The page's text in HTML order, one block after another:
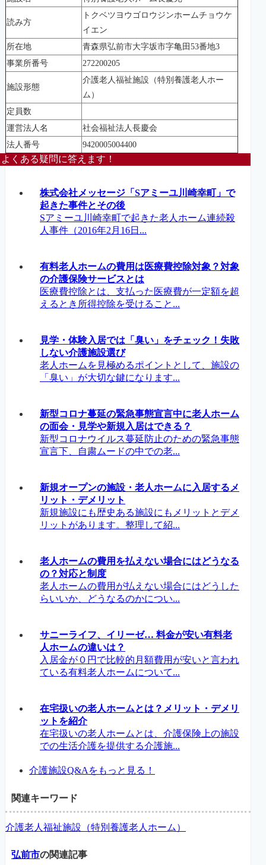
読み方
トクベツヨウゴロウジンホームチョウケ
イエン
所在地
青森県弘前市大字坂市字亀田53番地3
事業所番号
272200205
施設形態
介護老人福祉施設（特別養護老人ホー
ム）
定員数
運営法人名
社会福祉法人長慶会
法人番号
9420005004400
よくある疑問に答えます！
株式会社メッセージ「Sアミーユ川崎幸町」で
起きた事件とその後
Sアミーユ川崎幸町で起きた老人ホーム連続殺
人事件（2016年2月16日...
有料老人ホームの費用は医療費控除対象？対象
の介護保険サービスとは
医療費控除とは、支払った医療費が一定額を超
えるとき所得控除を受けること...
見学・体験入居では「臭い」をチェック！失敗
しない介護施設選び
老人ホームを見極めるポイントとして、施設の
「臭い」が大切な鍵になります...
新型コロナ蔓延の緊急事態宣言中に老人ホーム
の面会・見学や新規入居はできる？
新型コロナウイルス蔓延防止のための緊急事態
宣言下、自粛ムードの中での老...
新規オープンの施設・老人ホームに入居するメ
リット・デメリット
新規施設にも歴史ある施設にもメリットとデメ
リットがあります。整理して紹...
老人ホームの費用を払えない場合にはどうなる
の？対応と制度
老人ホームの費用が払えない場合にはどうした
らいいか、どうなるのかについ...
サニーライフ、イリーゼ… 料金が安い有料老
人ホームの違いは？
入居金が０円で比較的月額費用が安いと言われ
ている有料老人ホームについて...
在宅扱いの老人ホームとは？メリット・デメリ
ットを紹介
在宅扱いの老人ホームとは、介護保険上の施設
での生活介護を提供する介護施...
介護施設Q&Aをもっと見る！
関連キーワード
介護老人福祉施設（特別養護老人ホーム）
弘前市の関連記事